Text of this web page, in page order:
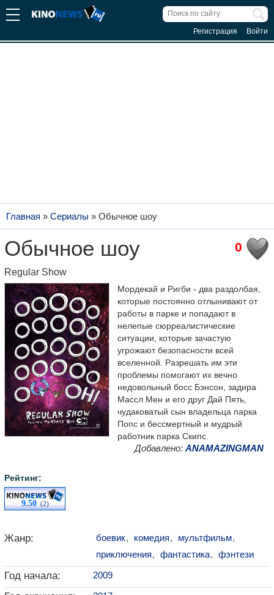
Регистрация Войти
Главная » Сериалы » Обычное шоу
0
Обычное шоу
Regular Show
Рейтинг:
9.50(2)
Мордекай и Ригби - два раздолбая,
которые постоянно отлынивают от
работы в парке и попадают в
нелепые сюрреалистические
ситуации, которые зачастую
угрожают безопасности всей
вселенной. Разрешать им эти
проблемы помогают их вечно
недовольный босс Бэнсон, задира
Массл Мен и его друг Дай Пять,
чудаковатый сын владельца парка
Попс и бессмертный и мудрый
работник парка Скипс.
Добавлено: ANAMAZINGMAN
Жанр: боевик, комедия, мультфильм,
приключения, фантастика, фэнтези
Год начала: 2009